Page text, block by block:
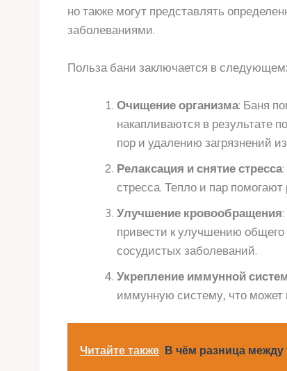
но также могут представлять
заболеваниями.
Польза бани заключается в следующем:
Очищение организма: Баня
накапливаются в результате
пор и удалению загрязнений
Релаксация и снятие стресса
стресса. Тепло и пар
Улучшение кровообращения
привести к улучшению
сосудистых заболеваний.
Укрепление иммунной
иммунную систему, что может
Читайте также В чём разница между